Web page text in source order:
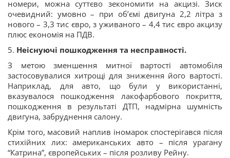
номери, можна суттєво зекономити на акцизі. Зиск
очевидний: умовно – при об’ємі двигуна 2,2 літра з
нового – 3,3 тис євро, з уживаного – 4,4 тис євро акцизу
плюс економія на ПДВ.
5. Неіснуючі пошкодження та несправності.
З метою зменшення митної вартості автомобіля
застосовувалися хитрощі для зниження його вартості.
Наприклад, для авто, що були у використанні,
вказувалося пошкодження лакофарбового покриття,
пошкодження в результаті ДТП, надмірна шумність
двигуна, забруднення салону.
Крім того, масовий наплив іномарок спостерігався після
стихійних лих: американських авто – після урагану
“Катрина”, європейських – після розливу Рейну.